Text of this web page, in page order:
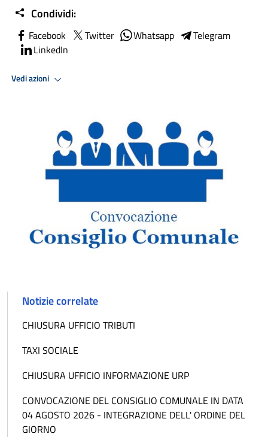
Condividi:
Facebook Twitter Whatsapp
Telegram
LinkedIn
Vedi azioni
Notizie correlate
CHIUSURA UFFICIO TRIBUTI
TAXI SOCIALE
CHIUSURA UFFICIO INFORMAZIONE URP
CONVOCAZIONE DEL CONSIGLIO COMUNALE IN DATA
04 AGOSTO 2026 - INTEGRAZIONE DELL' ORDINE DEL
GIORNO